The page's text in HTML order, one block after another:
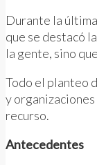
Durante la
que se destacó
la gente, sino
Todo el planteo
y
recurso.
Antecedentes